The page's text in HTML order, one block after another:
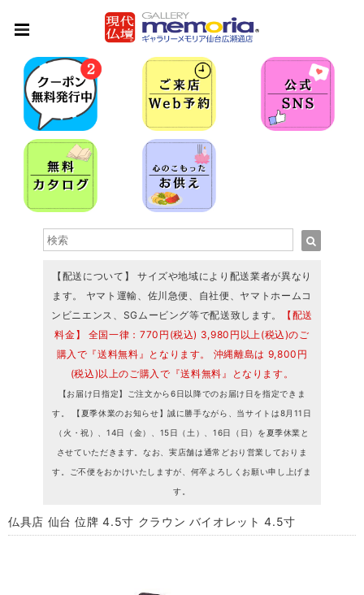
【配送について】 サイズや地域により配送業者が異なり
ます。 ヤマト運輸、佐川急便、自社便、ヤマトホームコ
ンビニエンス、SGムービング等で配送致します。
【配送
料金】 全国一律：770円(税込) 3,980円以上(税込)のご
購入で『送料無料』となります。 沖縄離島は 9,800円
(税込)以上のご購入で『送料無料』となります。
【お届け日指定】ご注文から6日以降でのお届け日を指定できま
す。 【夏季休業のお知らせ】誠に勝手ながら、当サイトは8月11日
（火・祝）、14日（金）、15日（土）、16日（日）を夏季休業と
させていただきます。なお、実店舗は通常どおり営業しておりま
す。ご不便をおかけいたしますが、何卒よろしくお願い申し上げま
す。
仏具店 仙台 位牌 4.5寸 クラウン バイオレット 4.5寸